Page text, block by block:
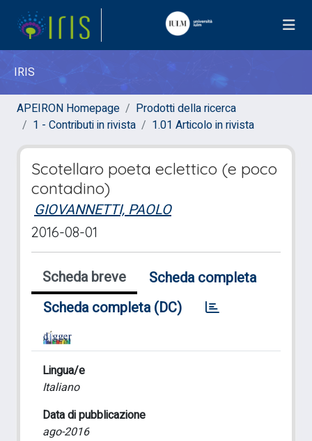
IRIS
APEIRON Homepage
Prodotti della ricerca
1 - Contributi in rivista
1.01 Articolo in rivista
Scotellaro poeta eclettico (e poco
contadino)
GIOVANNETTI, PAOLO
2016-08-01
Scheda breve
Scheda completa
Scheda completa (DC)
Lingua/e
Italiano
Data di pubblicazione
ago-2016